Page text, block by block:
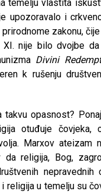
temelju vlastita
upozoravalo i
zakonu,
nije bilo dvojbe
Divini
k rušenju
opasnost?
otuđuje čovjeka,
Marxov ateizam
da religija, Bog,
i religija u temelju su